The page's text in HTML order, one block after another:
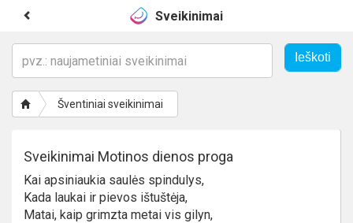
Sveikinimai
Šventiniai sveikinimai
Sveikinimai Motinos dienos proga
Kai apsiniaukia saulės spindulys,
Kada laukai ir pievos ištuštėja,
Matai, kaip grimzta metai vis gilyn,